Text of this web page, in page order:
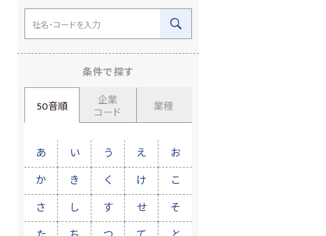
条件で探す
50音順
企業
コード
業種
あ い う え お
か き く け こ
さ し す せ そ